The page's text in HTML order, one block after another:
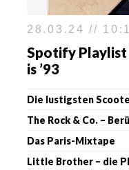
28.03.24 //
Spotify Playlist
is ’93
Die lustigsten
The Rock & Co. –
Das Paris-Mixtape
Little Brother – die